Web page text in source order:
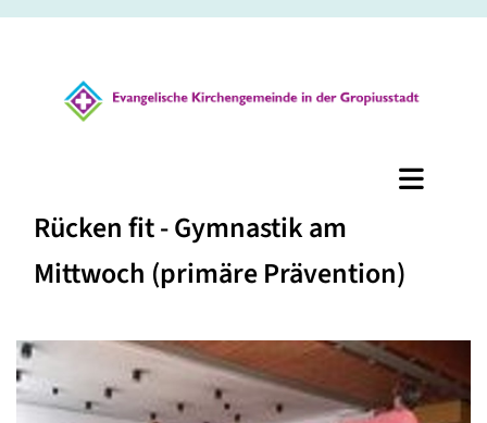
Rücken fit - Gymnastik am
Mittwoch (primäre Prävention)